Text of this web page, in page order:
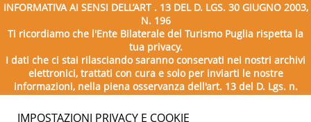
INFORMATIVA AI SENSI DELL’ART . 13 DEL D. LGS. 30 GIUGNO 2003,
N. 196
Ti ricordiamo che l'Ente Bilaterale del Turismo Puglia rispetta la
tua privacy.
I dati che ci stai rilasciando saranno conservati nei nostri archivi
elettronici, trattati con cura e solo per inviarti le nostre
informazioni, nella piena osservanza dell'art. 13 del D. Lgs. n.
196/2003.
IMPOSTAZIONI PRIVACY E COOKIE